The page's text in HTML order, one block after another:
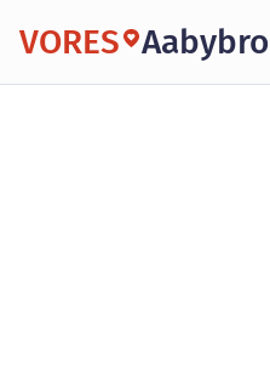
VORES Aabybro